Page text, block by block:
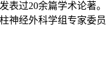
表过20余篇学术论著。
神经外科学组专家委员